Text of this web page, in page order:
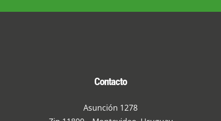
Contacto
Asunción 1278